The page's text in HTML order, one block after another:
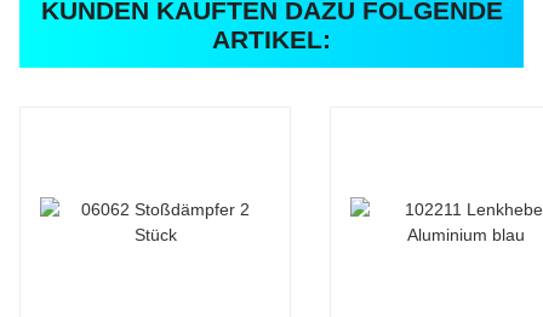
KUNDEN KAUFTEN DAZU FOLGENDE
ARTIKEL: